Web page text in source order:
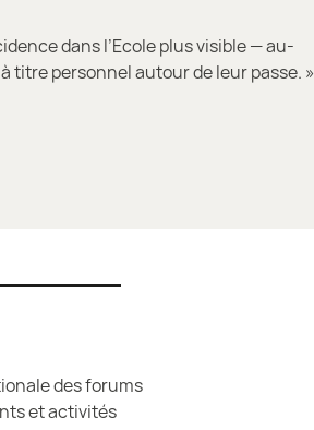
dans l’Ecole plus visible — au-
titre personnel autour de leur passe. »
des forums
et activités